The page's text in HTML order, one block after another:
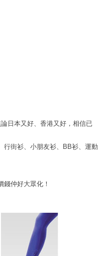
日本又好、香港又好，相信已
行街衫、小朋友衫、BB衫、運動
仲好大眾化！